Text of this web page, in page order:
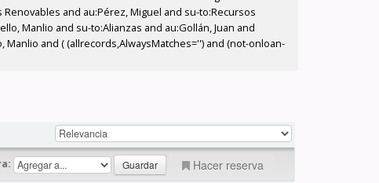
and au:Pérez, Miguel and su-to:Recursos
Manlio and su-to:Alianzas and au:Gollán, Juan and
and ( (allrecords,AlwaysMatches='') and (not-onloan-
Hacer reserva